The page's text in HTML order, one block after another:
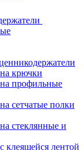
крючки
профильные
сетчатые полки
стеклянные и
клеящейся лентой